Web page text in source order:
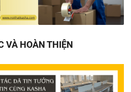
VÀ HOÀN THIỆN